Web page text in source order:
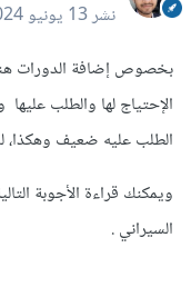
نشر13 يونيو 2024
بخصوص إضافة الدورات
الإحتياج لها والطلب
الطلب عليه ضعيف وهكذا،
ويمكنك قراءة الأجوبة
السيراني .